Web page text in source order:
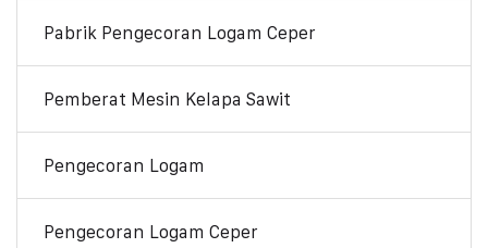
Pabrik Pengecoran Logam Ceper
Pemberat Mesin Kelapa Sawit
Pengecoran Logam
Pengecoran Logam Ceper